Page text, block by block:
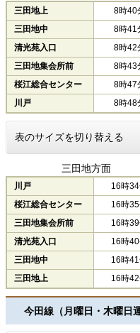
三田地上 8時40
三田地中
8時41
清光苑入口
8時42
三田地集会所前
8時43
桜江総合センター
8時47
川戸
8時48
表のサイズを切り替える
三田地方面
川戸
16時
桜江総合センター
16時
三田地集会所前
16時
清光苑入口
16時
三田地中
16時
三田地上
16時
今田線（月曜日・木曜日